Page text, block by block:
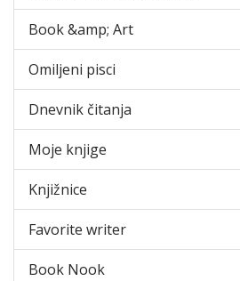
Book &amp; Art
Omiljeni pisci
Dnevnik čitanja
Moje knjige
Knjižnice
Favorite writer
Book Nook